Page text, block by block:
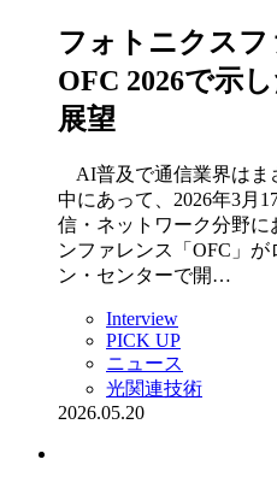
フォトニクスフ
OFC 2026で示
展望
AI普及で通信業界はま
中にあって、2026年3月
信・ネットワーク分野に
ンファレンス「OFC」
ン・センターで開…
Interview
PICK UP
ニュース
光関連技術
2026.05.20